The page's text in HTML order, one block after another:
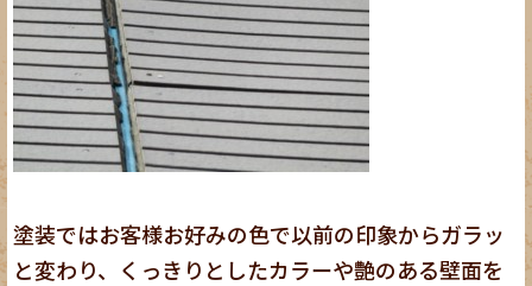
塗装ではお客様お好みの色で以前の印象からガラッ
と変わり、くっきりとしたカラーや艶のある壁面を